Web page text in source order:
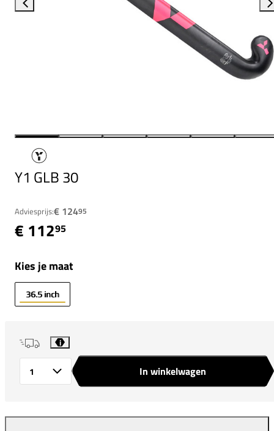
Y1 GLB 30
Adviesprijs:€ 12495
€ 11295
Kies je maat
36.5 inch
i
In winkelwagen